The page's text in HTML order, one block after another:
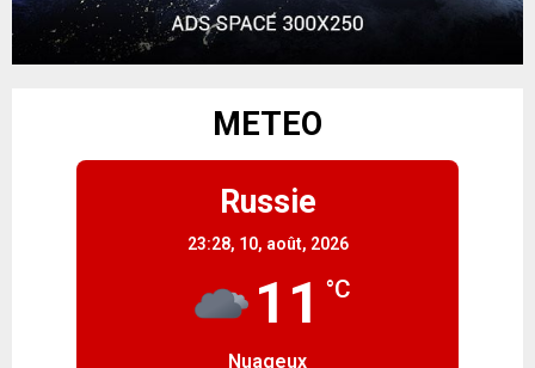
METEO
Russie
23:28, 10, août, 2026
11 °C
Nuageux